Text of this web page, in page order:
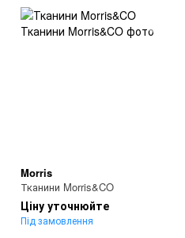
Morris
Тканини Morris&CO
Ціну уточнюйте
Під замовлення